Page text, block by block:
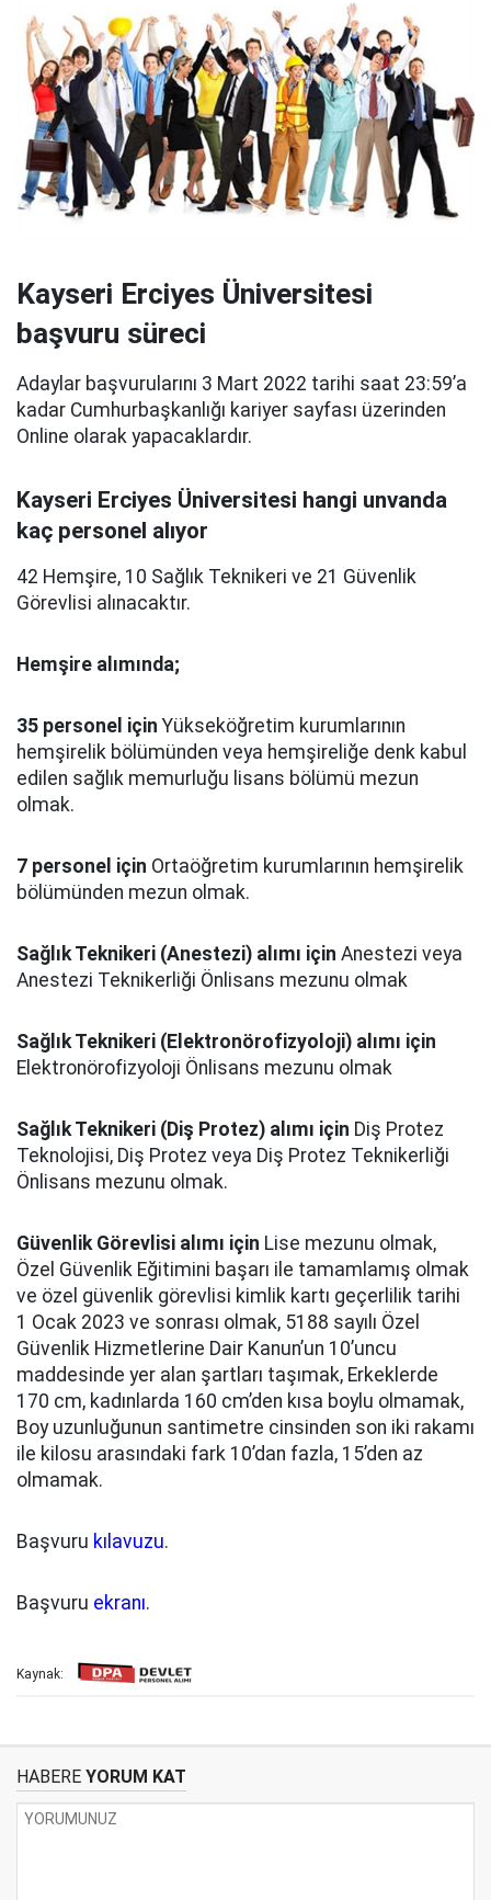
Kayseri Erciyes Üniversitesi
başvuru süreci
Adaylar başvurularını 3 Mart 2022 tarihi saat 23:59’a
kadar Cumhurbaşkanlığı kariyer sayfası üzerinden
Online olarak yapacaklardır.
Kayseri Erciyes Üniversitesi hangi unvanda
kaç personel alıyor
42 Hemşire, 10 Sağlık Teknikeri ve 21 Güvenlik
Görevlisi alınacaktır.
Hemşire alımında;
35 personel için Yükseköğretim kurumlarının
hemşirelik bölümünden veya hemşireliğe denk kabul
edilen sağlık memurluğu lisans bölümü mezun
olmak.
7 personel için Ortaöğretim kurumlarının hemşirelik
bölümünden mezun olmak.
Sağlık Teknikeri (Anestezi) alımı için Anestezi veya
Anestezi Teknikerliği Önlisans mezunu olmak
Sağlık Teknikeri (Elektronörofizyoloji) alımı için
Elektronörofizyoloji Önlisans mezunu olmak
Sağlık Teknikeri (Diş Protez) alımı için Diş Protez
Teknolojisi, Diş Protez veya Diş Protez Teknikerliği
Önlisans mezunu olmak.
Güvenlik Görevlisi alımı için Lise mezunu olmak,
Özel Güvenlik Eğitimini başarı ile tamamlamış olmak
ve özel güvenlik görevlisi kimlik kartı geçerlilik tarihi
1 Ocak 2023 ve sonrası olmak, 5188 sayılı Özel
Güvenlik Hizmetlerine Dair Kanun’un 10’uncu
maddesinde yer alan şartları taşımak, Erkeklerde
170 cm, kadınlarda 160 cm’den kısa boylu olmamak,
Boy uzunluğunun santimetre cinsinden son iki rakamı
ile kilosu arasındaki fark 10’dan fazla, 15’den az
olmamak.
Başvuru kılavuzu.
Başvuru ekranı.
Kaynak:
HABERE YORUM KAT